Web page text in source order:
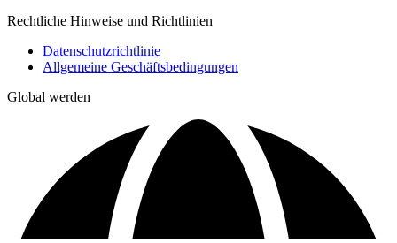
Rechtliche Hinweise und Richtlinien
Datenschutzrichtlinie
Allgemeine Geschäftsbedingungen
Global werden